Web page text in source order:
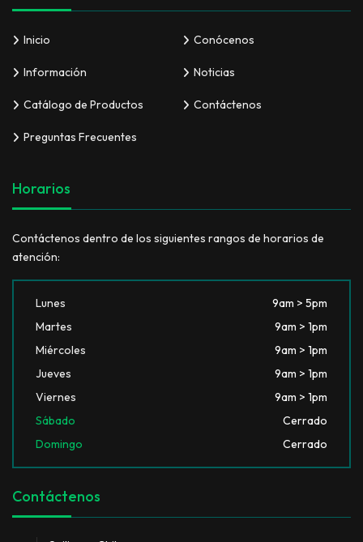
Inicio Conócenos
Información Noticias
Catálogo de Productos Contáctenos
Preguntas Frecuentes
Horarios
Contáctenos dentro de los siguientes rangos de horarios de
atención:
Lunes
9am > 5pm
Martes
9am > 1pm
Miércoles
9am > 1pm
Jueves
9am > 1pm
Viernes
9am > 1pm
Sábado
Cerrado
Domingo
Cerrado
Contáctenos